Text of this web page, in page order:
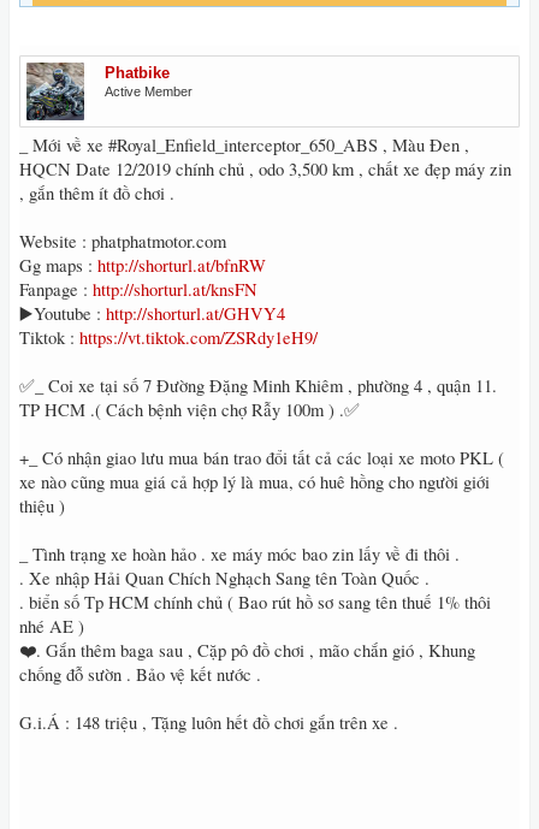
Phatbike
Active Member
_ Mới về xe #Royal_Enfield_interceptor_650_ABS , Màu Đen ,
HQCN Date 12/2019 chính chủ , odo 3,500 km , chất xe đẹp máy zin
, gắn thêm ít đồ chơi .
Website : phatphatmotor.com
Gg maps : http://shorturl.at/bfnRW
Fanpage : http://shorturl.at/knsFN
▶️Youtube : http://shorturl.at/GHVY4
Tiktok : https://vt.tiktok.com/ZSRdy1eH9/
✅_ Coi xe tại số 7 Đường Đặng Minh Khiêm , phường 4 , quận 11.
TP HCM .( Cách bệnh viện chợ Rẫy 100m ) .✅
+_ Có nhận giao lưu mua bán trao đổi tất cả các loại xe moto PKL (
xe nào cũng mua giá cả hợp lý là mua, có huê hồng cho người giới
thiệu )
_ Tình trạng xe hoàn hảo . xe máy móc bao zin lấy về đi thôi .
. Xe nhập Hải Quan Chích Nghạch Sang tên Toàn Quốc .
. biển số Tp HCM chính chủ ( Bao rút hồ sơ sang tên thuế 1% thôi
nhé AE )
❤️. Gắn thêm baga sau , Cặp pô đồ chơi , mão chắn gió , Khung
chống đỗ sườn . Bảo vệ kết nước .
G.i.Á : 148 triệu , Tặng luôn hết đồ chơi gắn trên xe .